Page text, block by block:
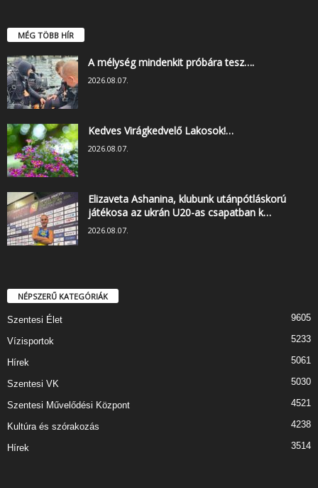
MÉG TÖBB HÍR
A mélység mindenkit próbára tesz….
2026.08.07.
Kedves Virágkedvelő Lakosok!…
2026.08.07.
Elizaveta Ashanina, klubunk utánpótláskorú
játékosa az ukrán U20-as csapatban k…
2026.08.07.
NÉPSZERŰ KATEGÓRIÁK
Szentesi Élet 9605
Vízisportok 5233
Hírek 5061
Szentesi VK 5030
Szentesi Művelődési Központ 4521
Kultúra és szórakozás 4238
Hírek 3514